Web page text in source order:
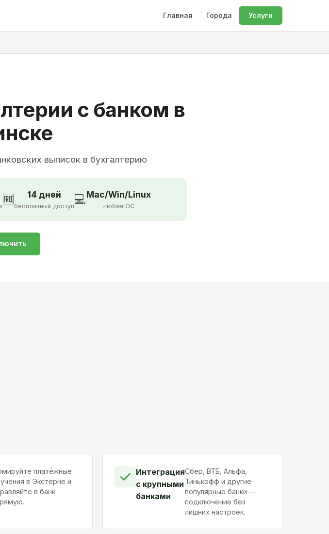
Главная Города Услуги
с банком в
выписок в бухгалтерию
🆓 14 дней
бесплатный доступ💻Mac/Win/Linux
любая ОС
платёжные
в Экстерне и
в банк
✓ Интеграция
с крупными
банками
Сбер, ВТБ, Альфа,
Тинькофф и другие
популярные банки —
подключение без
лишних настроек.